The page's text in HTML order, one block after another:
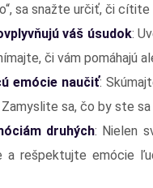
sa snažte určiť, či
váš úsudok:
či vám pomáhajú
emócie naučiť:
sa, čo by ste sa
druhých: Nielen
a rešpektujte emócie